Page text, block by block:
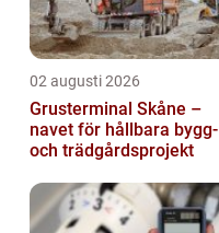
02 augusti 2026
Grusterminal Skåne –
navet för hållbara bygg-
och trädgårdsprojekt